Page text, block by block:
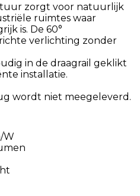
zorgt voor natuurlijk
ruimtes waar
is. De 60°
verlichting zonder
in de draagrail geklikt
installatie.
wordt niet meegeleverd.
W